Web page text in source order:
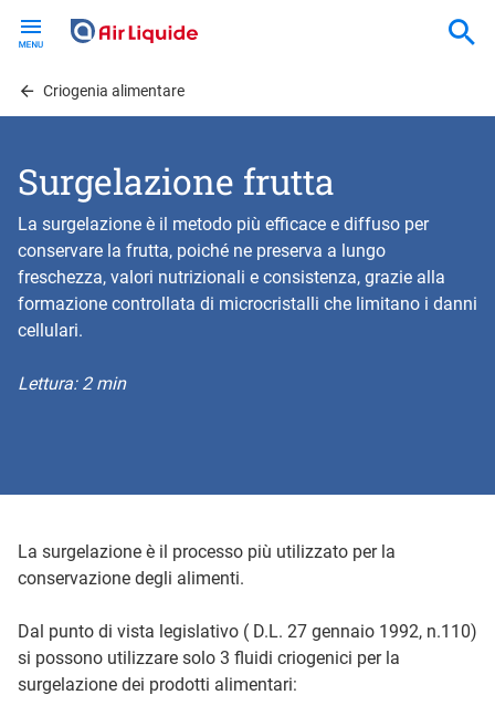
contentCriogenia alimentare
Surgelazione frutta
La surgelazione è il metodo più efficace e diffuso per
conservare la frutta, poiché ne preserva a lungo
freschezza, valori nutrizionali e consistenza, grazie alla
formazione controllata di microcristalli che limitano i danni
cellulari.
Lettura: 2 min
La surgelazione è il processo più utilizzato per la
conservazione degli alimenti.
Dal punto di vista legislativo ( D.L. 27 gennaio 1992, n.110)
si possono utilizzare solo 3 fluidi criogenici per la
surgelazione dei prodotti alimentari: